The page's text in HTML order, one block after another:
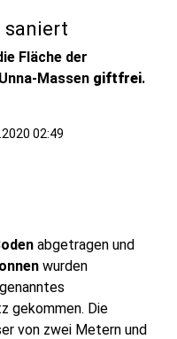
saniert
Fläche der
Massen giftfrei.
02:49
abgetragen und
wurden
gekommen. Die
von zwei Metern und